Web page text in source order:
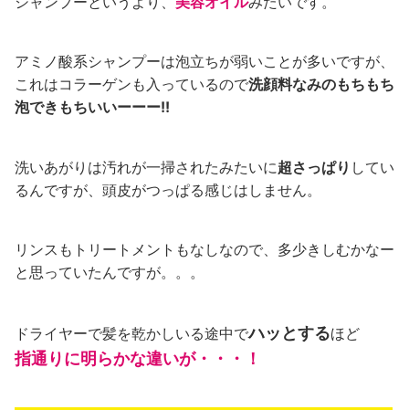
アミノ酸系シャンプーは泡立ちが弱いことが多いですが、
これはコラーゲンも入っているので洗顔料なみのもちもち
泡できもちいいーーー!!
洗いあがりは汚れが一掃されたみたいに超さっぱり してい
るんですが、頭皮がつっぱる感じはしません。
リンスもトリートメントもなしなので、多少きしむかなー
と思っていたんですが。。。
ドライヤーで髪を乾かしいる途中でハッとするほど
指通りに明らかな違いが・・・！